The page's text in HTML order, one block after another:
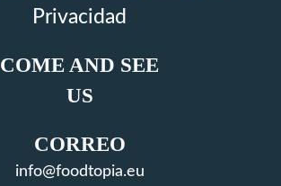
Privacidad
COME AND SEE
US
CORREO
info@foodtopia.eu